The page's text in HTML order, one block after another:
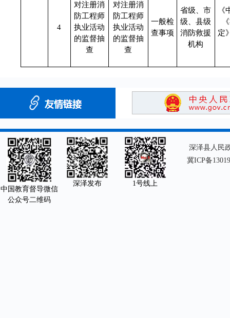
4
对注册消
防工程师
执业活动
的监督抽
查
对注册消
防工程师
执业活动
的监督抽
查
一般检
查事项
省级、市
级、县级
消防救援
机构
定